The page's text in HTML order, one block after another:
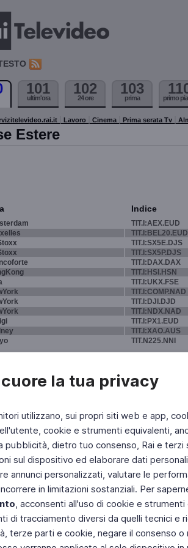
la tua privacy
utilizzano, sui propri siti web e app,
cookie e strumenti equivalenti,
pubblicità, dietro tuo consenso, Rai e
sul dispositivo ed elaborare dati
annunci personalizzati, valutare le
in limitazioni sostanziali. Per
, acconsenti all'uso di cookie e
di tracciamento diversi da quelli tecnici e
terze parti e cookie, negare il consenso
101
ultim'ora
102
24 ore
103
prima primo
Lavoro Cinema Prima serata Tv
Estere
Indice
TIT.I:AEX.EUD
TIT.I:BEL20.EUD
TIT.I:SX5E.DJS
TIT.I:SX5P.DJS
TIT.I:DAX.DAX
TIT.I:HSI.HSN
TIT.I:UKX.FSE
TIT.I:COMP.NAD
TIT.I:DJI.DJD
TIT.I:NDX.NAD
TIT.I:PX1.EUD
TIT.I:XAO.AUS
TIT.N225.NNI
Fai di